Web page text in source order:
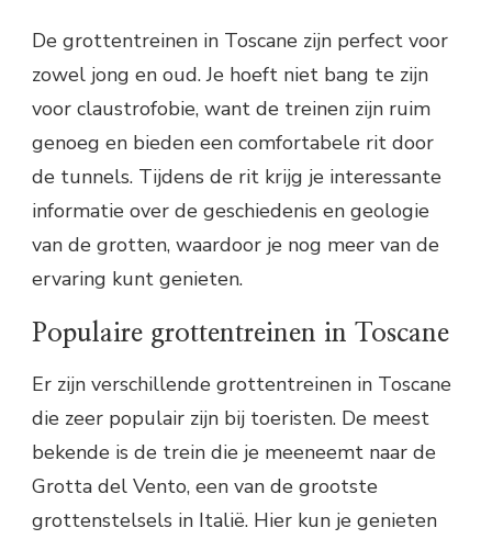
De grottentreinen in Toscane zijn perfect voor
zowel jong en oud. Je hoeft niet bang te zijn
voor claustrofobie, want de treinen zijn ruim
genoeg en bieden een comfortabele rit door
de tunnels. Tijdens de rit krijg je interessante
informatie over de geschiedenis en geologie
van de grotten, waardoor je nog meer van de
ervaring kunt genieten.
Populaire grottentreinen in Toscane
Er zijn verschillende grottentreinen in Toscane
die zeer populair zijn bij toeristen. De meest
bekende is de trein die je meeneemt naar de
Grotta del Vento, een van de grootste
grottenstelsels in Italië. Hier kun je genieten